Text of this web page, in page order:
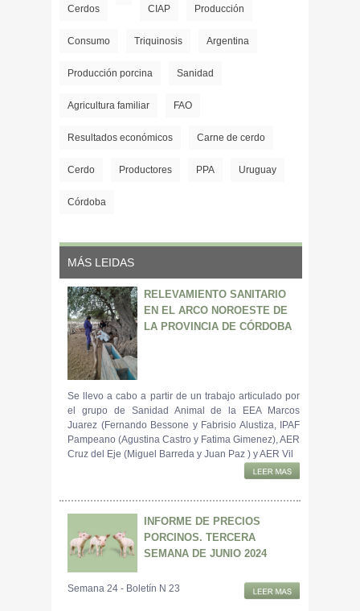
Cerdos CIAP Producción
Consumo Triquinosis Argentina
Producción porcina Sanidad
Agricultura familiar FAO
Resultados económicos Carne de cerdo
Cerdo Productores PPA Uruguay
Córdoba
MÁS LEIDAS
RELEVAMIENTO SANITARIO
EN EL ARCO NOROESTE DE
LA PROVINCIA DE CÓRDOBA
Se llevo a cabo a partir de un trabajo articulado por
el grupo de Sanidad Animal de la EEA Marcos
Juarez (Fernando Bessone y Fabrisio Alustiza, IPAF
Pampeano (Agustina Castro y Fatima Gimenez), AER
Cruz del Eje (Miguel Barreda y Juan Paz ) y AER Vil
INFORME DE PRECIOS
PORCINOS. TERCERA
SEMANA DE JUNIO 2024
Semana 24 - Boletín N 23